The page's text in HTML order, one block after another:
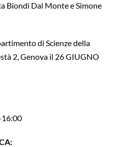
Biondi Dal Monte e Simone
di Scienze della
2, Genova il 26 GIUGNO
16:00